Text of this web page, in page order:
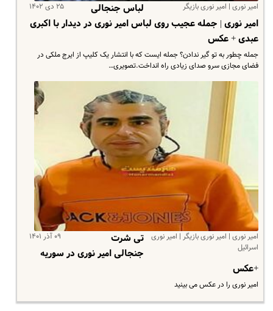
امیر نوری | امیر نوری بازیگر ۲۵ دی ۱۴۰۲
لباس جنجالی
امیر نوری | جمله عجیب روی لباس امیر نوری در دیدار با اکبری
عبدی + عکس
جمله چطور به تو گیر ندادن؟ جمله ایست که با انتشار یک کلیپ از ایرج ملکی در
فضای مجازی سرو صدای زیادی راه انداخت.تصویری…
امیر نوری | امیر نوری بازیگر | امیر نوری
اسرائیل
۰۹ آذر ۱۴۰۱
تی شرت
جنجالی امیر نوری در سوریه
+عکس
امیر نوری را در عکس می بینید